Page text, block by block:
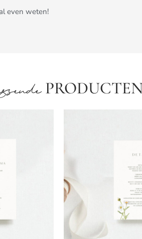
even weten!